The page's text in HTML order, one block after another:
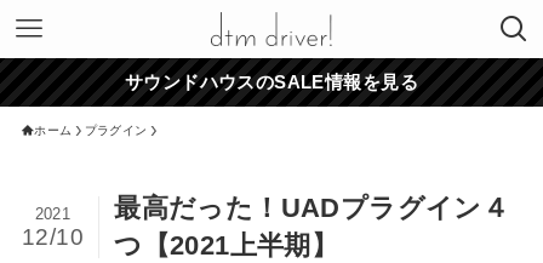
サウンドハウスのSALE情報を見る
ホーム プラグイン
最高だった！UADプラグイン４
つ【2021上半期】
2021
12/10